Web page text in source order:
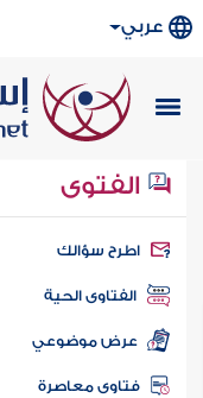
عربي
الفتوى
سؤالك
الفتاوى الحية
عرض موضوعي